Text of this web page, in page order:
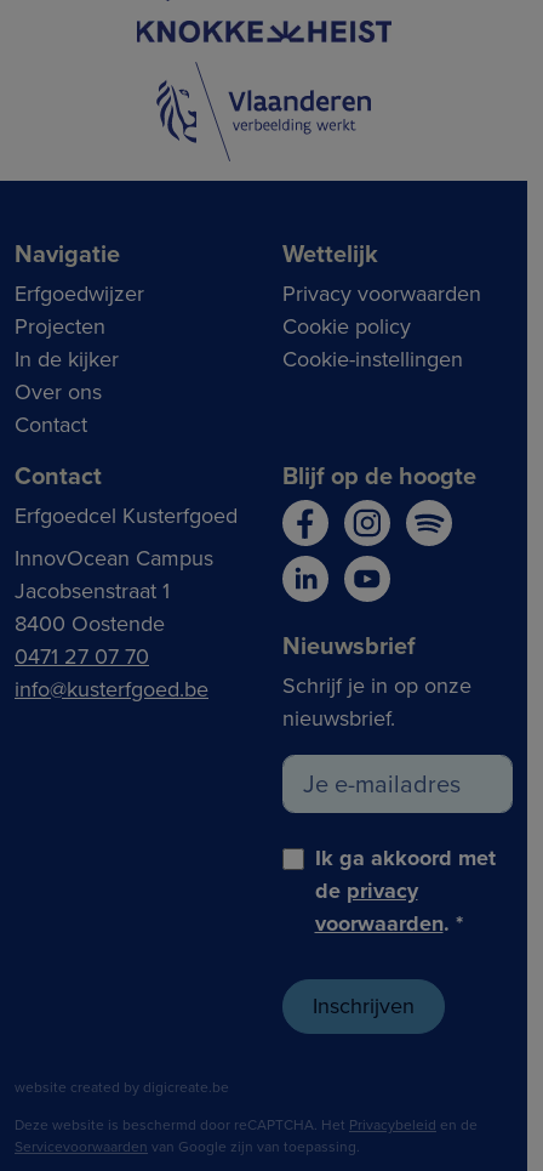
Navigatie
Erfgoedwijzer
Projecten
In de kijker
Over ons
Contact
Wettelijk
Privacy voorwaarden
Cookie policy
Cookie-instellingen
Contact
Erfgoedcel Kusterfgoed
InnovOcean Campus
Jacobsenstraat 1
8400 Oostende
0471 27 07 70
info@kusterfgoed.be
Blijf op de hoogte
Nieuwsbrief
Schrijf je in op onze
nieuwsbrief.
Ik ga akkoord met
de privacy
voorwaarden. *
website created by digicreate.be
Deze website is beschermd door reCAPTCHA. Het Privacybeleid en de
Servicevoorwaarden van Google zijn van toepassing.